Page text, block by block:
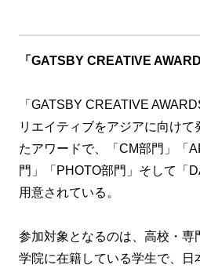
「GATSBY CREATIVE
「GATSBY CREATIVE
リエイティブをアジアに向けて
たアワードで、「CM部門」「
門」「PHOTO部門」そして「
用意されている。
参加対象となるのは、高校・専
学院に在籍している学生で、日